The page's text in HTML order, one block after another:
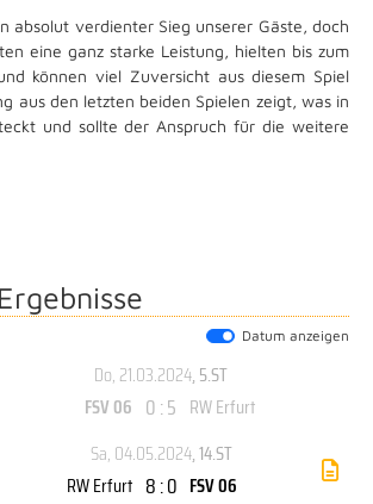
absolut verdienter Sieg unserer Gäste, doch
eine ganz starke Leistung, hielten bis zum
können viel Zuversicht aus diesem Spiel
aus den letzten beiden Spielen zeigt, was in
und sollte der Anspruch für die weitere
Datum anzeigen
Do, 21.03.2024, 5.ST
FSV 06 0 : 5 RW Erfurt
Sa, 04.05.2024, 14.ST
RW Erfurt 8 : 0 FSV 06